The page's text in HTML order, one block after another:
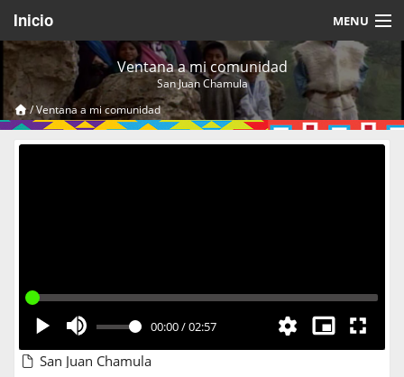
Inicio MENU
Acerca de
Videos Temáticos
Cerrar Sesión
Ventana a mi comunidad
San Juan Chamula
/Ventana a mi comunidad
00:00/02:57
San Juan Chamula